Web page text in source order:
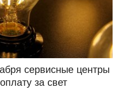
сервисные центры
за свет